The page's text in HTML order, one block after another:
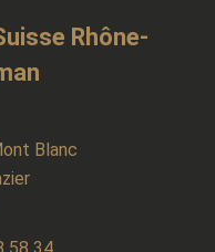
Rhône-
Blanc